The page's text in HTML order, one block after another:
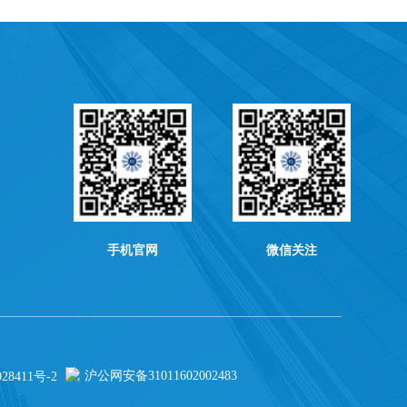
手机官网 微信关注
号-2 沪公网安备31011602002483